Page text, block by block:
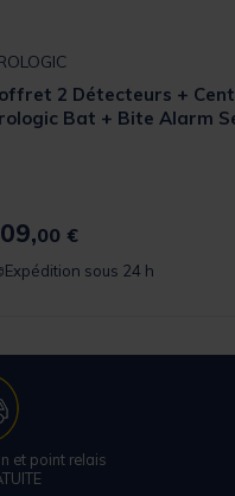
2 Détecteurs +
Bat + Bite Alarm
00 €
Expédition sous 24 h
et point relais